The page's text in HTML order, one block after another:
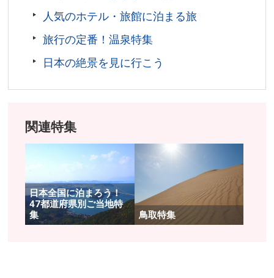
アクセス／山陰道はわいICから車で約20分。米子自動
車道 湯原ICより車で約40分。JR倉吉駅よりバス(市内
分。
MICE協会)
倉吉白壁土蔵群 公式サイト
人気のホテル・旅館に泊まる旅
旅行の定番！温泉特集
日本の絶景を見に行こう
関連特集
日本全国に泊まろう！
47都道府県別ご当地特
集
鳥取特集